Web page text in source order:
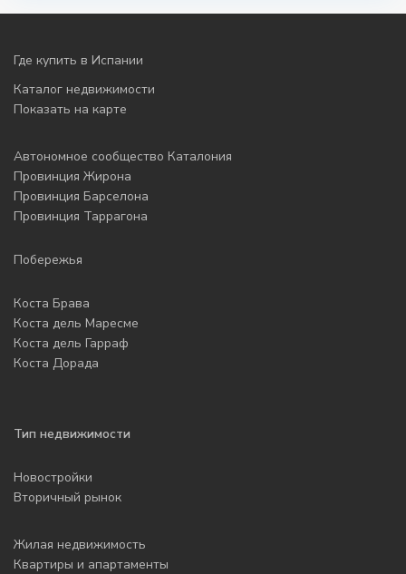
Где купить в Испании
Каталог недвижимости
Показать на карте
Автономное сообщество Каталония
Провинция Жирона
Провинция Барселона
Провинция Таррагона
Побережья
Коста Брава
Коста дель Маресме
Коста дель Гарраф
Коста Дорада
Тип недвижимости
Новостройки
Вторичный рынок
Жилая недвижимость
Квартиры и апартаменты